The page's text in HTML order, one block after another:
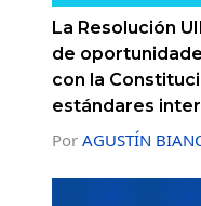
La Resolución
de
con la
estándares
Por AGUSTÍN